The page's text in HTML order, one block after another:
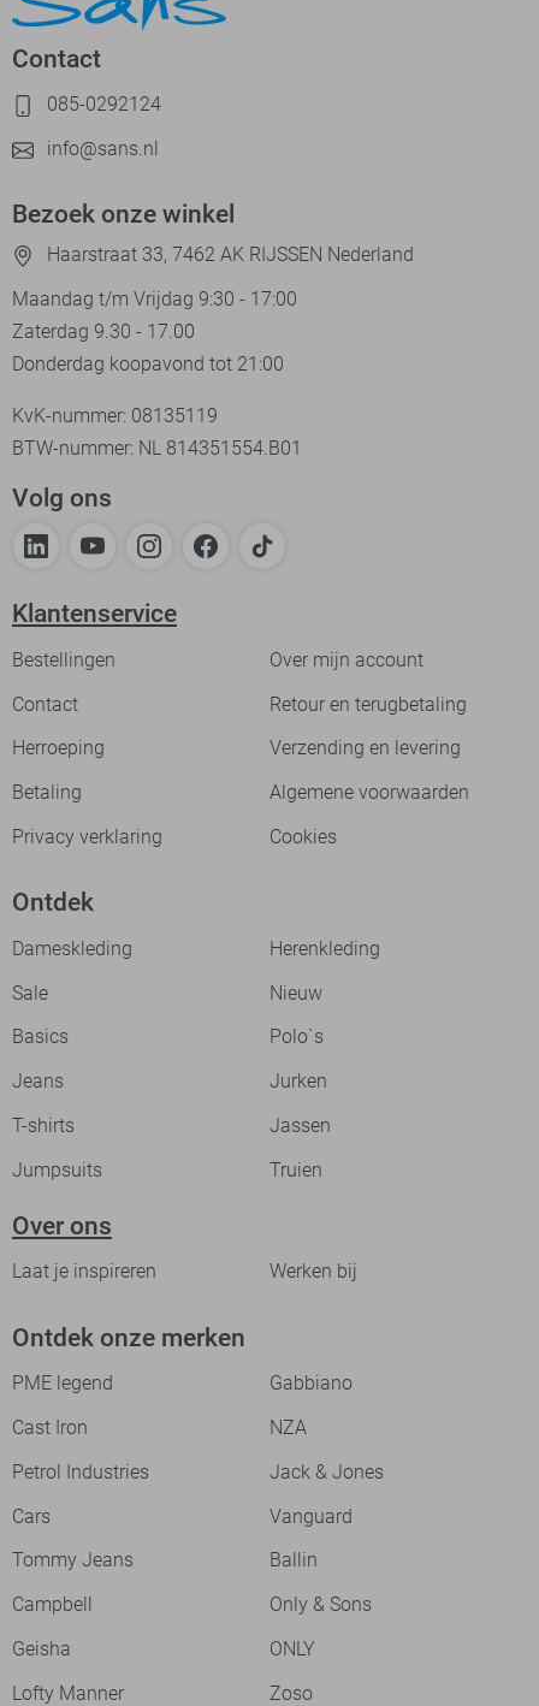
Contact
085-0292124
info@sans.nl
Bezoek onze winkel
Haarstraat 33, 7462 AK RIJSSEN Nederland
Maandag t/m Vrijdag 9:30 - 17:00
Zaterdag 9.30 - 17.00
Donderdag koopavond tot 21:00
KvK-nummer: 08135119
BTW-nummer: NL 814351554.B01
Volg ons
Klantenservice
Bestellingen
Over mijn account
Contact
Retour en terugbetaling
Herroeping
Verzending en levering
Betaling
Algemene voorwaarden
Privacy verklaring
Cookies
Ontdek
Dameskleding
Herenkleding
Sale
Nieuw
Basics
Polo`s
Jeans
Jurken
T-shirts
Jassen
Jumpsuits
Truien
Over ons
Laat je inspireren Werken bij
Ontdek onze merken
PME legend
Gabbiano
Cast Iron
NZA
Petrol Industries
Jack & Jones
Cars
Vanguard
Tommy Jeans
Ballin
Campbell
Only & Sons
Geisha
ONLY
Lofty Manner
Zoso